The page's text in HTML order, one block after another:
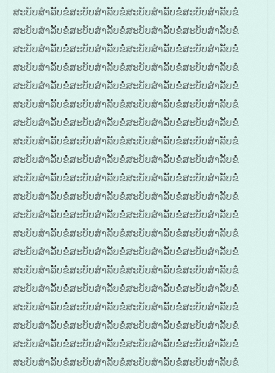
ສະບັບສໍາລັັບຂໍໍໍສະບັບສໍາລັັບຂໍໍໍສະບັບສໍາລັັບຂໍໍໍສະບັບສໍາລັັບຂໍໍໍ
ສະບັບສໍາລັັບຂໍໍໍສະບັບສໍາລັັບຂໍໍໍສະບັບສໍາລັັບຂໍໍໍສະບັບສໍາລັັບຂໍໍໍ
ສະບັບສໍາລັັບຂໍໍໍສະບັບສໍາລັັບຂໍໍໍສະບັບສໍາລັັບຂໍໍໍສະບັບສໍາລັັບຂໍໍໍ
ສະບັບສໍາລັັບຂໍໍໍສະບັບສໍາລັັບຂໍໍໍສະບັບສໍາລັັບຂໍໍໍສະບັບສໍາລັັບຂໍໍໍ
ສະບັບສໍາລັັບຂໍໍໍສະບັບສໍາລັັບຂໍໍໍສະບັບສໍາລັັບຂໍໍໍສະບັບສໍາລັັບຂໍໍໍ
ສະບັບສໍາລັັບຂໍໍໍສະບັບສໍາລັັບຂໍໍໍສະບັບສໍາລັັບຂໍໍໍສະບັບສໍາລັັບຂໍໍໍ
ສະບັບສໍາລັັບຂໍໍໍສະບັບສໍາລັັບຂໍໍໍສະບັບສໍາລັັບຂໍໍໍສະບັບສໍາລັັບຂໍໍໍ
ສະບັບສໍາລັັບຂໍໍໍສະບັບສໍາລັັບຂໍໍໍສະບັບສໍາລັັບຂໍໍໍສະບັບສໍາລັັບຂໍໍໍ
ສະບັບສໍາລັັບຂໍໍໍສະບັບສໍາລັັບຂໍໍໍສະບັບສໍາລັັບຂໍໍໍສະບັບສໍາລັັບຂໍໍໍ
ສະບັບສໍາລັັບຂໍໍໍສະບັບສໍາລັັບຂໍໍໍສະບັບສໍາລັັບຂໍໍໍສະບັບສໍາລັັບຂໍໍໍ
ສະບັບສໍາລັັບຂໍໍໍສະບັບສໍາລັັບຂໍໍໍສະບັບສໍາລັັບຂໍໍໍສະບັບສໍາລັັບຂໍໍໍ
ສະບັບສໍາລັັບຂໍໍໍສະບັບສໍາລັັບຂໍໍໍສະບັບສໍາລັັບຂໍໍໍສະບັບສໍາລັັບຂໍໍໍ
ສະບັບສໍາລັັບຂໍໍໍສະບັບສໍາລັັບຂໍໍໍສະບັບສໍາລັັບຂໍໍໍສະບັບສໍາລັັບຂໍໍໍ
ສະບັບສໍາລັັບຂໍໍໍສະບັບສໍາລັັບຂໍໍໍສະບັບສໍາລັັບຂໍໍໍສະບັບສໍາລັັບຂໍໍໍ
ສະບັບສໍາລັັບຂໍໍໍສະບັບສໍາລັັບຂໍໍໍສະບັບສໍາລັັບຂໍໍໍສະບັບສໍາລັັບຂໍໍໍ
ສະບັບສໍາລັັບຂໍໍໍສະບັບສໍາລັັບຂໍໍໍສະບັບສໍາລັັບຂໍໍໍສະບັບສໍາລັັບຂໍໍໍ
ສະບັບສໍາລັັບຂໍໍໍສະບັບສໍາລັັບຂໍໍໍສະບັບສໍາລັັບຂໍໍໍສະບັບສໍາລັັບຂໍໍໍ
ສະບັບສໍາລັັບຂໍໍໍສະບັບສໍາລັັບຂໍໍໍສະບັບສໍາລັັບຂໍໍໍສະບັບສໍາລັັບຂໍໍໍ
ສະບັບສໍາລັັບຂໍໍໍສະບັບສໍາລັັບຂໍໍໍສະບັບສໍາລັັບຂໍໍໍສະບັບສໍາລັັບຂໍໍໍ
ສະບັບສໍາລັັບຂໍໍໍສະບັບສໍາລັັບຂໍໍໍສະບັບສໍາລັັບຂໍໍໍສະບັບສໍາລັັບຂໍໍໍ